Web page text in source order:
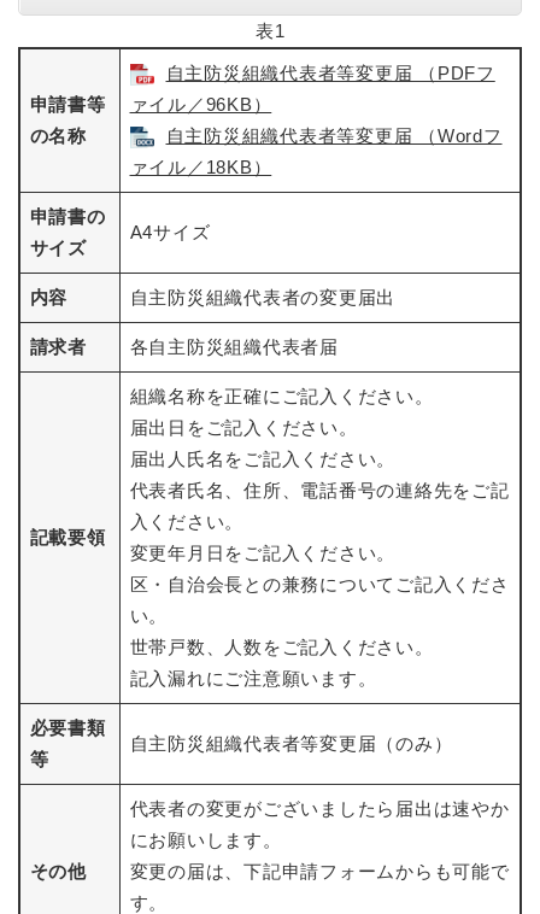
表1
申請書等
の名称
自主防災組織代表者等変更届 （PDFフ
ァイル／96KB）
自主防災組織代表者等変更届 （Wordフ
ァイル／18KB）
申請書の
サイズ
A4サイズ
内容 自主防災組織代表者の変更届出
請求者 各自主防災組織代表者届
記載要領
組織名称を正確にご記入ください。
届出日をご記入ください。
届出人氏名をご記入ください。
代表者氏名、住所、電話番号の連絡先をご記
入ください。
変更年月日をご記入ください。
区・自治会長との兼務についてご記入くださ
い。
世帯戸数、人数をご記入ください。
記入漏れにご注意願います。
必要書類
等
自主防災組織代表者等変更届（のみ）
その他
代表者の変更がございましたら届出は速やか
にお願いします。
変更の届は、下記申請フォームからも可能で
す。